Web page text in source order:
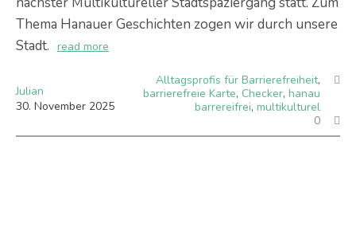
Thema Hanauer Geschichten zogen wir durch unsere
Stadt. read more
Julian
30. November 2025
Alltagsprofis für Barrierefreiheit,
barrierefreie Karte, Checker, hanau
barrereifrei, multikulturel
0